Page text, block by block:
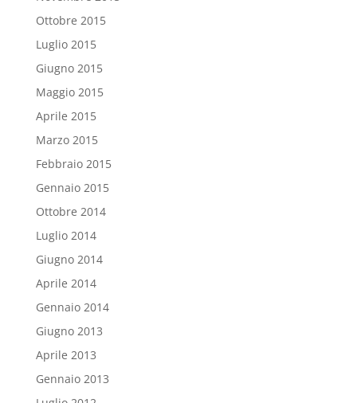
Ottobre 2015
Luglio 2015
Giugno 2015
Maggio 2015
Aprile 2015
Marzo 2015
Febbraio 2015
Gennaio 2015
Ottobre 2014
Luglio 2014
Giugno 2014
Aprile 2014
Gennaio 2014
Giugno 2013
Aprile 2013
Gennaio 2013